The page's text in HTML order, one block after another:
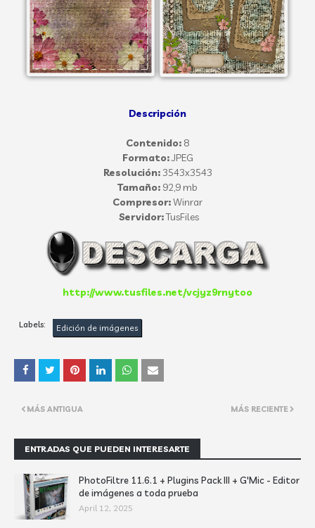
Descripción
Contenido: 8
Formato:JPEG
Resolución:3543x3543
Tamaño: 92,9 mb
Compresor:Winrar
Servidor:TusFiles
http://www.tusfiles.net/vcjyz9rnytoo
Labels: Edición de imágenes
MÁS RECIENTE
MÁS ANTIGUA
ENTRADAS QUE PUEDEN INTERESARTE
PhotoFiltre 11.6.1 + Plugins Pack III + G'Mic - Editor
de imágenes a toda prueba
April 12, 2025